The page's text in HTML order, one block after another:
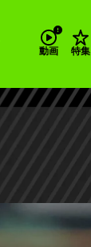
動画 特集